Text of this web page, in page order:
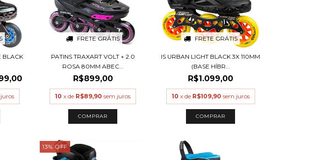
BLACK
FRETE GRÁTIS
PATINS TRAXART VOLT + 2.0
ROSA 80MM ABEC...
R$899,00
10 x de R$89,90 sem juros
COMPRAR
FRETE GRÁTIS
IS URBAN LIGHT BLACK 3X 110MM
(BASE HÍBR...
R$1.099,00
10 x de R$109,90 sem juros
COMPRAR
13% OFF